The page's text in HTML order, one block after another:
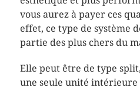
vous aurez à payer ces
effet, ce type de système
partie des plus chers du
Elle peut être de type
une seule unité